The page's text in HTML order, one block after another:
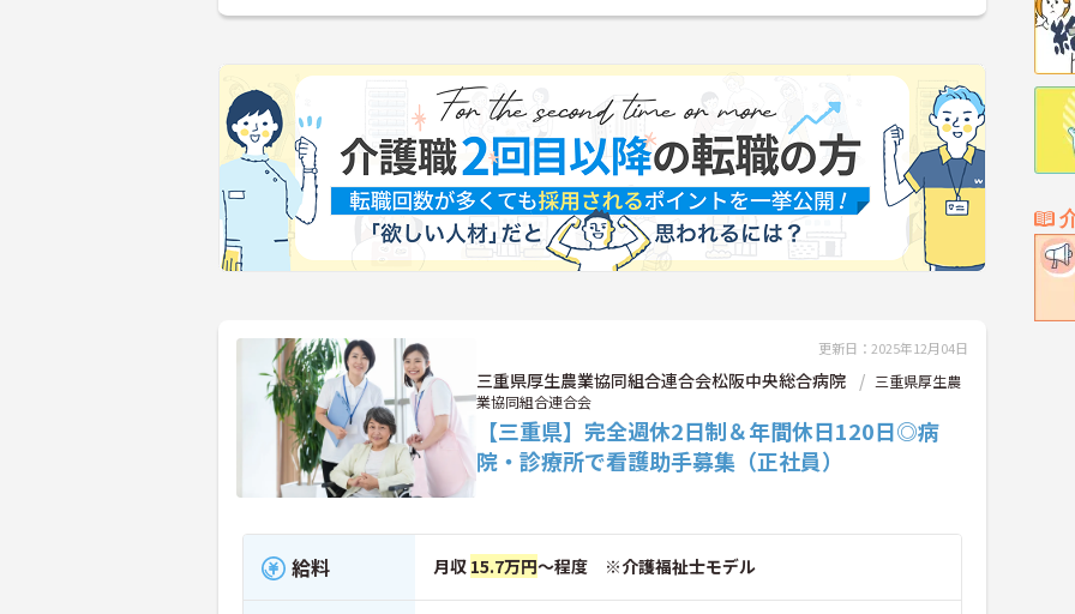
更新日：2025年12月04日
三重県厚生農業協同組合連合会松阪中央総合病院
三重県厚生農
業協同組合連合会
【三重県】完全週休2日制＆年間休日120日◎病
院・診療所で看護助手募集（正社員）
給料 月収 15.7万円～程度 ※介護福祉士モデル